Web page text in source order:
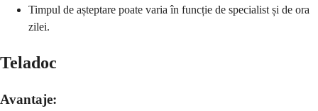
Timpul de așteptare poate varia în funcție de specialist și de ora
zilei.
Teladoc
Avantaje: